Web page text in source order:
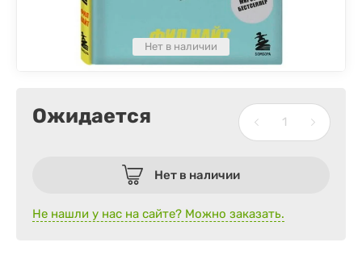
Нет в наличии
Ожидается
Нет в наличии
Не нашли у нас на сайте? Можно заказать.